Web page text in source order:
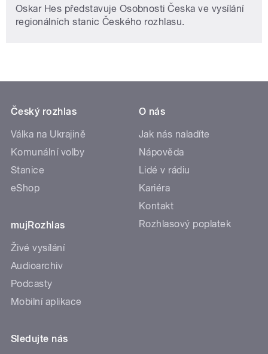
Oskar Hes představuje Osobnosti Česka ve vysílání
regionálních stanic Českého rozhlasu.
Český rozhlas
Válka na Ukrajině
Komunální volby
Stanice
eShop
mujRozhlas
Živé vysílání
Audioarchiv
Podcasty
Mobilní aplikace
O nás
Jak nás naladíte
Nápověda
Lidé v rádiu
Kariéra
Kontakt
Rozhlasový poplatek
Sledujte nás